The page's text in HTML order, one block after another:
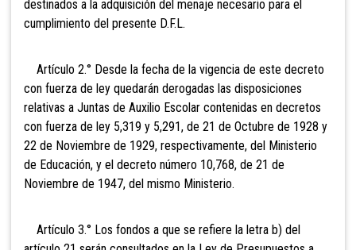
destinados a la adquisición del menaje necesario para el
cumplimiento del presente D.F.L.
Artículo 2.° Desde la fecha de la vigencia de este decreto
con fuerza de ley quedarán derogadas las disposiciones
relativas a Juntas de Auxilio Escolar contenidas en decretos
con fuerza de ley 5,319 y 5,291, de 21 de Octubre de 1928 y
22 de Noviembre de 1929, respectivamente, del Ministerio
de Educación, y el decreto número 10,768, de 21 de
Noviembre de 1947, del mismo Ministerio.
Artículo 3.° Los fondos a que se refiere la letra b) del